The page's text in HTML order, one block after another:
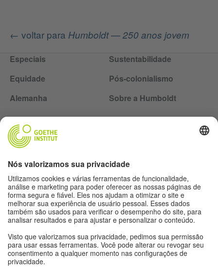
← voltar para Humboldt — 250 anos jovem
Especiais
Sustentabilidade
Equidade
Pós-colonialismo
Alemanha
Sobre a Humboldt
Expediente
Proteção de dados
Termos de uso
Proteção de dados
Siga a revista Humboldt nas redes sociais